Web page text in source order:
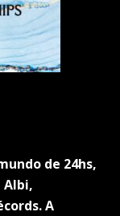
de 24hs,
Albi,
A